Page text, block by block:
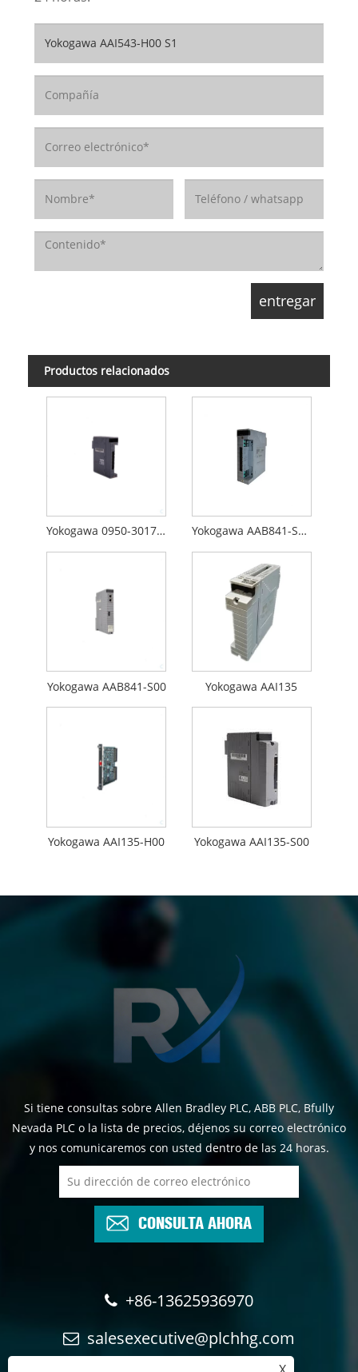
Productos relacionados
Yokogawa 0950-3017 PS605-0101 Yokogawa AAB841-S00 S2
Yokogawa AAB841-S00 Yokogawa AAI135
Yokogawa AAI135-H00 Yokogawa AAI135-S00
Si tiene consultas sobre Allen Bradley PLC, ABB PLC, Bfully
Nevada PLC o la lista de precios, déjenos su correo electrónico
y nos comunicaremos con usted dentro de las 24 horas.
CONSULTA AHORA
+86-13625936970
salesexecutive@plchhg.com